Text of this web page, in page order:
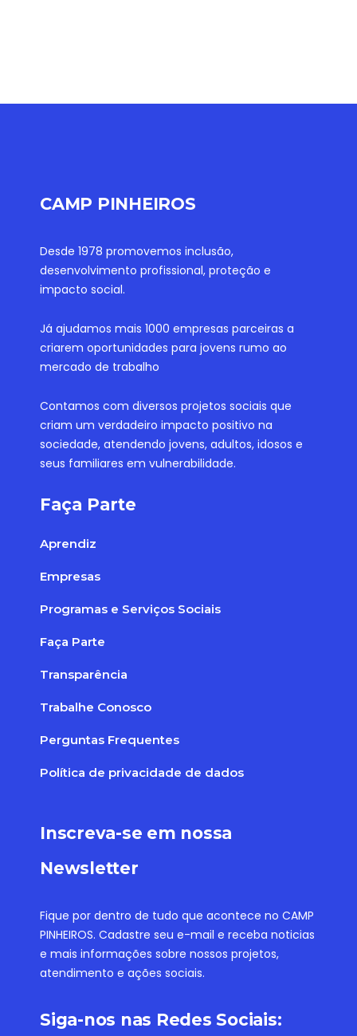
CAMP PINHEIROS
Desde 1978 promovemos inclusão,
desenvolvimento profissional, proteção e
impacto social.
Já ajudamos mais 1000 empresas parceiras a
criarem oportunidades para jovens rumo ao
mercado de trabalho
Contamos com diversos projetos sociais que
criam um verdadeiro impacto positivo na
sociedade, atendendo jovens, adultos, idosos e
seus familiares em vulnerabilidade.
Faça Parte
Aprendiz
Empresas
Programas e Serviços Sociais
Faça Parte
Transparência
Trabalhe Conosco
Perguntas Frequentes
Política de privacidade de dados
Inscreva-se em nossa
Newsletter
Fique por dentro de tudo que acontece no CAMP
PINHEIROS. Cadastre seu e-mail e receba noticias
e mais informações sobre nossos projetos,
atendimento e ações sociais.
Siga-nos nas Redes Sociais: